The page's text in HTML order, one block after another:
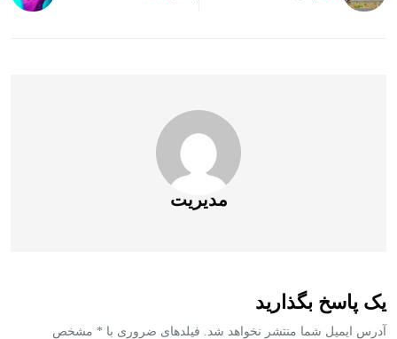
مدیریت
یک پاسخ بگذارید
آدرس ایمیل شما منتشر نخواهد شد. فیلدهای ضروری با * مشخص